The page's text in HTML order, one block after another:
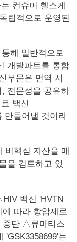
컨슈머 헬스케
립적으로 운영된
해 일반적으로
개발파트를 통합
부문은 면역 시
전문성을 공유하
백신
만들어낼 것이라
비핵심 자산을 매
을 검토하고 있
백신 'HVTN
따라 항암제로
중단 △류마티스
'GSK3358699'는